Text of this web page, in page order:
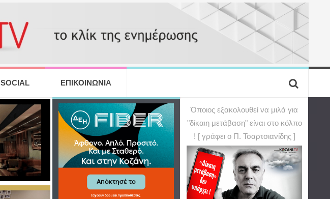
SOCIAL ΕΠΙΚΟΙΝΩΝΙΑ
Όποιος εξακολουθεί να μιλά για
"δίκαιη μετάβαση" είναι στο κόλπο
! [ γράφει ο Π. Τσαρτσιανίδης ]